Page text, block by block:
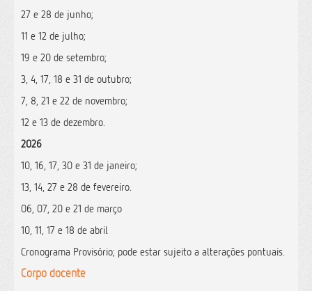
27 e 28 de junho;
11 e 12 de julho;
19 e 20 de setembro;
3, 4, 17, 18 e 31 de outubro;
7, 8, 21 e 22 de novembro;
12 e 13 de dezembro.
2026
10, 16, 17, 30 e 31 de janeiro;
13, 14, 27 e 28 de fevereiro.
06, 07, 20 e 21 de março
10, 11, 17 e 18 de abril
Cronograma Provisório; pode estar sujeito a alterações pontuais.
Corpo docente